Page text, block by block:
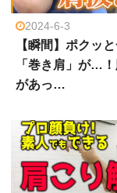
2024-6-3
【瞬間】ポクッ
「巻き肩」が…
があっ…